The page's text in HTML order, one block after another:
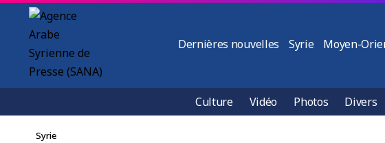
Dernières nouvelles Syrie Moyen-
Culture Vidéo Photos Divers
Syrie